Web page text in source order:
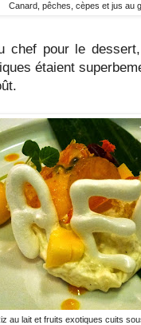
Canard, pêches, cèpes et jus au
chef pour le
étaient
au lait et fruits exotiques cuits